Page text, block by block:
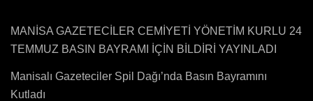
MANİSA GAZETECİLER CEMİYETİ YÖNETİM KURLU 24
TEMMUZ BASIN BAYRAMI İÇİN BİLDİRİ YAYINLADI
Manisalı Gazeteciler Spil Dağı’nda Basın Bayramını
Kutladı